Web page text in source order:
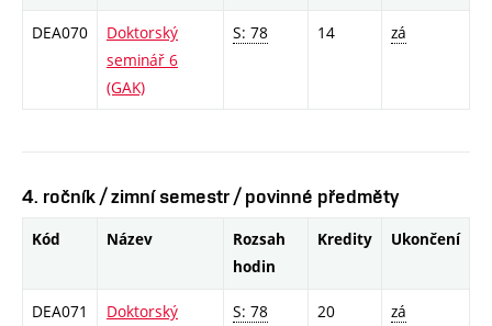
DEA070
Doktorský
seminář 6
(GAK)
S: 78 14 zá
4. ročník / zimní semestr / povinné předměty
Kód Název
Rozsah
hodin
Kredity Ukončení
DEA071
Doktorský
S: 78 20 zá